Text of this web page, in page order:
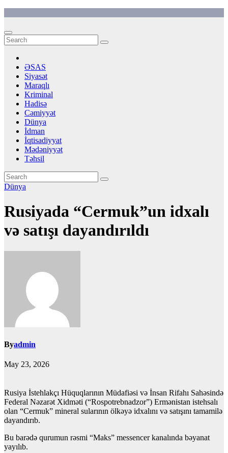
content
ƏSAS
Siyasət
Maraqlı
Kriminal
Hadisə
Cəmiyyət
Dünya
İdman
İqtisadiyyat
Mədəniyyət
Təhsil
Dünya
Rusiyada “Cermuk”un idxalı
və satışı dayandırıldı
Byadmin
May 23, 2026
Rusiya İstehlakçı Hüquqlarının Müdafiəsi və İnsan Rifahı Sahəsində
Federal Nəzarət Xidməti (“Rospotrebnadzor”) Ermənistan istehsalı
olan “Cermuk” mineral sularının ölkəyə idxalını və satışını tamamilə
dayandırıb.
Bu barədə qurumun rəsmi “Maks” messencer kanalında bəyanat
yayılıb.